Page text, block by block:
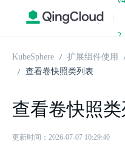
|
KubeSphere 扩展组件使用
查看卷快照类列表
查看卷快照
更新时间：2026-07-07 10:29:40